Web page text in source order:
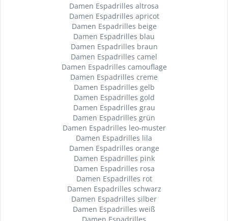
Damen Espadrilles altrosa
Damen Espadrilles apricot
Damen Espadrilles beige
Damen Espadrilles blau
Damen Espadrilles braun
Damen Espadrilles camel
Damen Espadrilles camouflage
Damen Espadrilles creme
Damen Espadrilles gelb
Damen Espadrilles gold
Damen Espadrilles grau
Damen Espadrilles grün
Damen Espadrilles leo-muster
Damen Espadrilles lila
Damen Espadrilles orange
Damen Espadrilles pink
Damen Espadrilles rosa
Damen Espadrilles rot
Damen Espadrilles schwarz
Damen Espadrilles silber
Damen Espadrilles weiß